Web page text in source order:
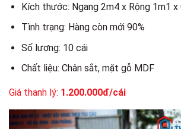
Kích thước: Ngang 2m4 x Rộng 1m1 x
Tình trạng: Hàng còn mới 90%
Số lượng: 10 cái
Chất liệu: Chân sắt, mặt gỗ MDF
Giá thanh lý: 1.200.000đ/cái